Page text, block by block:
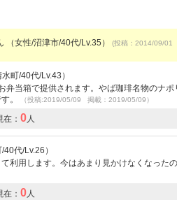
（女性/沼津市/40代/Lv.35） (投稿：2014/09/01
町/40代/Lv.43）
弁当箱で提供されます。やば珈琲名物のナ
。
（投稿:2019/05/09 掲載：2019/05/09）
在： 0人
代/Lv.26）
利用します。今はあまり見かけなくなった
在： 0人